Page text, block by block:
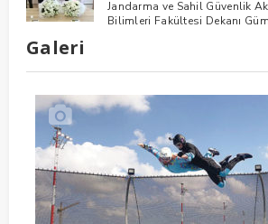
Jandarma ve Sahil Güvenlik
Bilimleri Fakültesi Dekanı
Galeri